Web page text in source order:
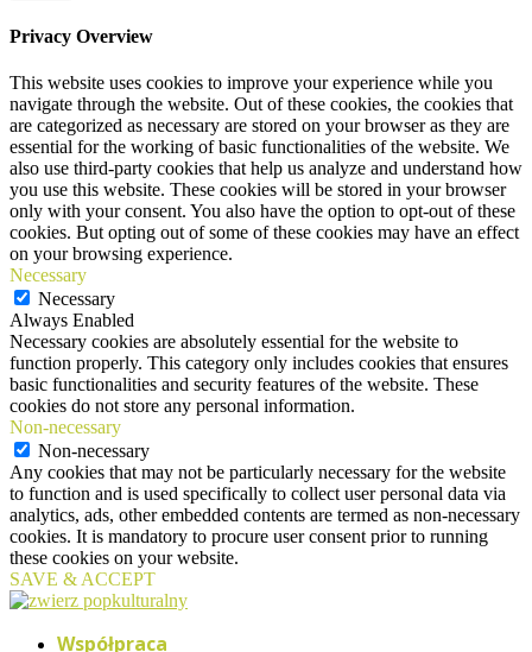
Privacy Overview
This website uses cookies to improve your experience while you
navigate through the website. Out of these cookies, the cookies that
are categorized as necessary are stored on your browser as they are
essential for the working of basic functionalities of the website. We
also use third-party cookies that help us analyze and understand how
you use this website. These cookies will be stored in your browser
only with your consent. You also have the option to opt-out of these
cookies. But opting out of some of these cookies may have an effect
on your browsing experience.
Necessary
Necessary
Always Enabled
Necessary cookies are absolutely essential for the website to
function properly. This category only includes cookies that ensures
basic functionalities and security features of the website. These
cookies do not store any personal information.
Non-necessary
Non-necessary
Any cookies that may not be particularly necessary for the website
to function and is used specifically to collect user personal data via
analytics, ads, other embedded contents are termed as non-necessary
cookies. It is mandatory to procure user consent prior to running
these cookies on your website.
SAVE & ACCEPT
Współpraca